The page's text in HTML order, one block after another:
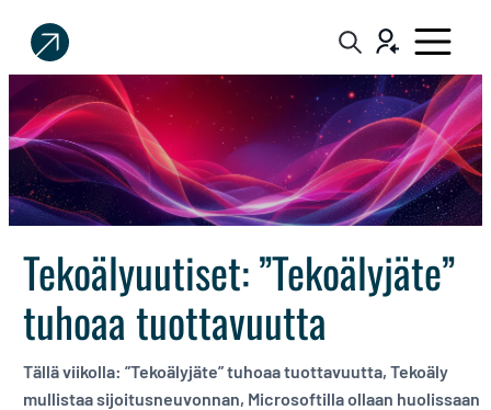
Sijoittaja.fi
Tee
parempia
sijoituspäätöksiä
Tekoälyuutiset: ”Tekoälyjäte”
tuhoaa tuottavuutta
Tällä viikolla: ”Tekoälyjäte” tuhoaa tuottavuutta, Tekoäly
mullistaa sijoitusneuvonnan, Microsoftilla ollaan huolissaan